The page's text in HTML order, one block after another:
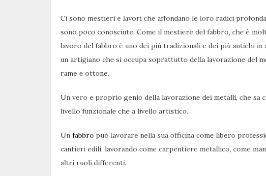
Ci sono mestieri e lavori che affondano le loro radici
sono poco conosciute. Come il mestiere del fabbro, che è
lavoro del fabbro è uno dei più tradizionali e dei più antichi
un artigiano che si occupa soprattutto della lavorazione del
rame e ottone.
Un vero e proprio genio della lavorazione dei metalli, che
livello funzionale che a livello artistico.
Un fabbro può lavorare nella sua officina come libero
cantieri edili, lavorando come carpentiere metallico, come
altri ruoli differenti.